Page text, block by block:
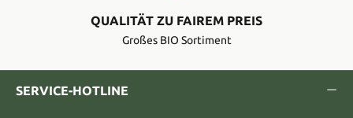
QUALITÄT ZU FAIREM PREIS
Großes BIO Sortiment
SERVICE-HOTLINE